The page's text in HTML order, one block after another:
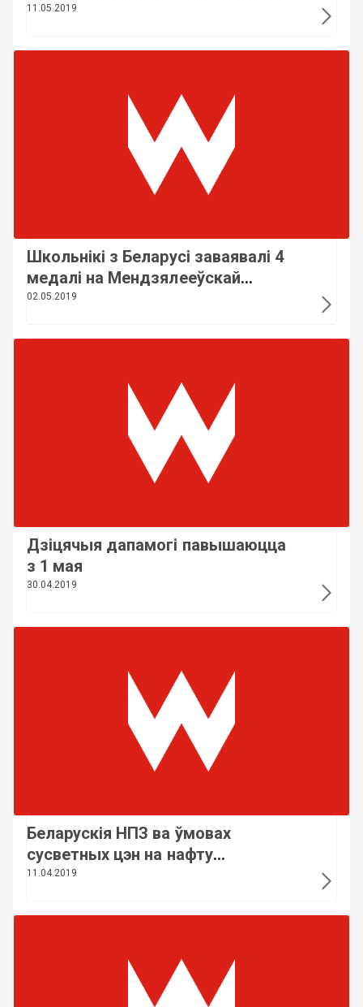
у Беларусі
11.05.2019
Школьнікі з Беларусі заваявалі 4
медалі на Мендзялееўскай
алімпіядзе па хіміі
02.05.2019
Дзіцячыя дапамогі павышаюцца
з 1 мая
30.04.2019
Беларускія НПЗ ва ўмовах
сусветных цэн на нафту
разлічваюць быць
мадэрнізацыі
11.04.2019